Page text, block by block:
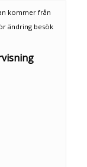
kommer från
ändring besök